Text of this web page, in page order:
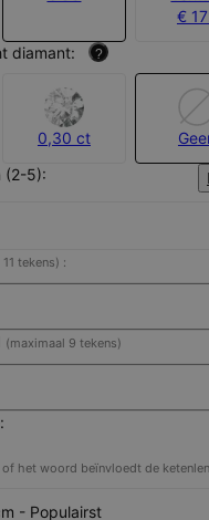
€
diamant:
?
0,30 ct
(2-5):
tekens) :
(maximaal 9 tekens)
of het woord beïnvloedt de
- Populairst